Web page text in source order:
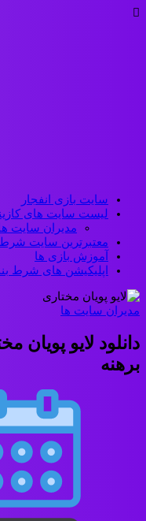
سایت بازی انفجار
لیست سایت های
مدیران سایت
معتبرترین سایت
آموزش بازی ها
اپلیکیشن های شرط
مدیران سایت ها
دانلود لایو پویان
برهنه